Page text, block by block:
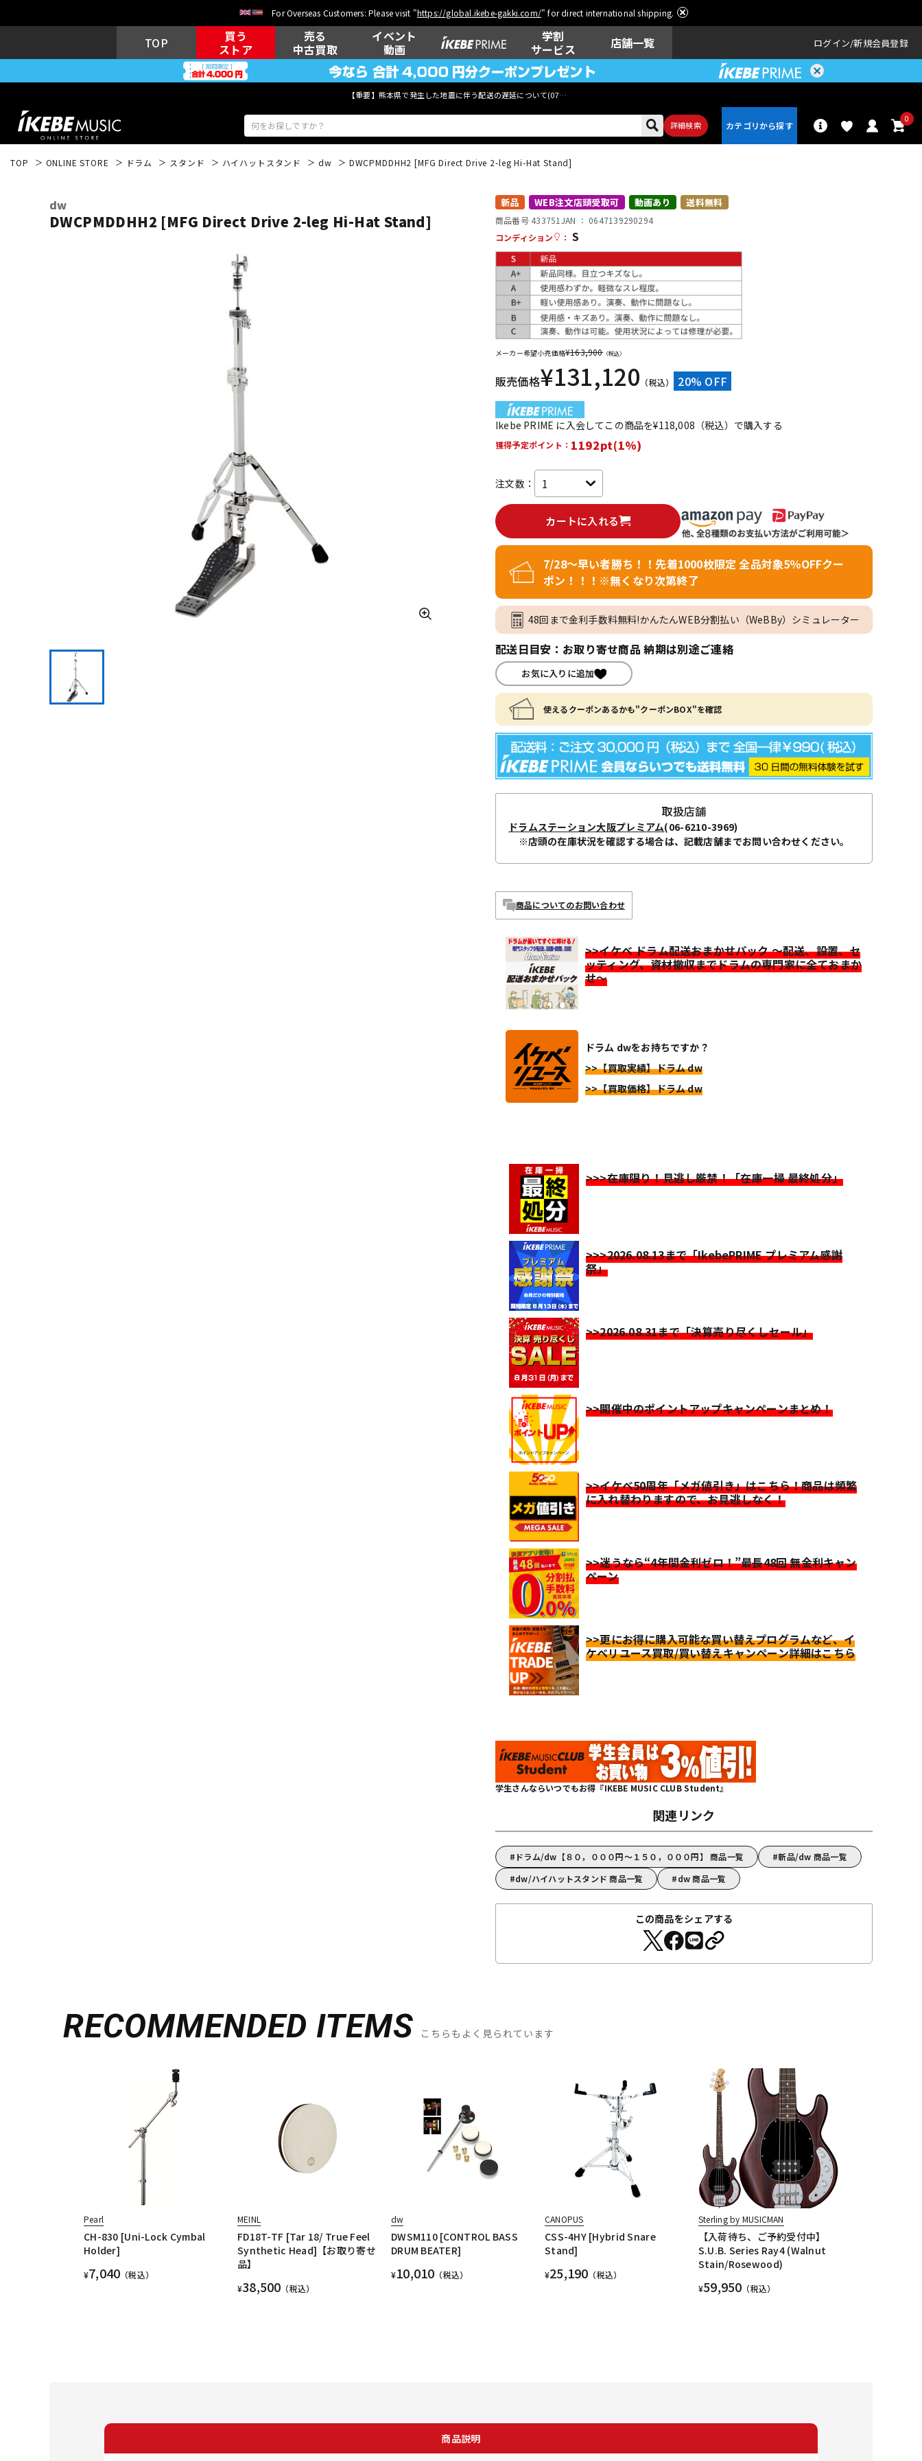
For Overseas Customers: Please visit "https://global.ikebe-gakki.com/" for direct international shipping.
TOP
買う
ストア
売る
中古買取
イベント
動画
学割
サービス
店舗一覧 ログイン 新規会員登録
【重要】熊本県で発生した地震に伴う配送の遅延について(07月29日
詳細検索
0
ウクレレ ドラム
電子ピアノ その他楽器
DTM レコーディン
グ機器
配信/ライブ
機器
ヴィンテージ
TOP ONLINE STORE ドラム スタンド ハイハットスタンド dw DWCPMDDHH2 [MFG Direct Drive 2-leg Hi-Hat Stand]
dw
DWCPMDDHH2 [MFG Direct Drive 2-leg Hi-Hat Stand]
新品 WEB注文店頭受取可 動画あり 送料無料
商品番号 433751 JAN ： 0647139290294
コンディション
： S
メーカー希望小売価格¥163,900（税込）
販売価格¥131,120 （税込） 20% OFF
Ikebe PRIME に入会してこの商品を¥118,008（税込）で購入する
獲得予定ポイント： 1192pt(1%)
注文数：
カートに入れる
7/28～早い者勝ち！！先着1000枚限定 全品対象5％OFFクー
ポン！！！※無くなり次第終了
48回まで金利手数料無料!かんたんWEB分割払い（WeBBy）シミュレーター
配送日目安：お取り寄せ商品 納期は別途ご連絡
お気に入りに追加
使えるクーポンあるかも"クーポンBOX"を確認
取扱店舗
ドラムステーション大阪プレミアム(06-6210-3969)
※店頭の在庫状況を確認する場合は、記載店舗までお問い合わせください。
商品についてのお問い合わせ
>>イケベ ドラム配送おまかせパック ～配送、設置、セ
ッティング、資材撤収までドラムの専門家に全ておまか
せ～
ドラム dwをお持ちですか？
>>【買取実績】ドラム dw
>>【買取価格】ドラム dw
>>>在庫限り！見逃し厳禁！「在庫一掃 最終処分」
>>>2026.08.13まで「IkebePRIME プレミアム感謝
祭」
>>2026.08.31まで「決算売り尽くしセール」
>>開催中のポイントアップキャンペーンまとめ！
>>イケベ50周年「メガ値引き」はこちら！商品は頻繁
に入れ替わりますので、お見逃しなく！
>>迷うなら“4年間金利ゼロ！”最長48回 無金利キャン
ペーン
>>更にお得に購入可能な買い替えプログラムなど、イ
ケベリユース買取/買い替えキャンペーン詳細はこちら
学生さんならいつでもお得『IKEBE MUSIC CLUB Student』
関連リンク
ドラム/dw【８０，０００円～１５０，０００円】 商品一覧
新品/dw 商品一覧
dw/ハイハットスタンド 商品一覧
dw 商品一覧
この商品をシェアする
RECOMMENDED ITEMS こちらもよく見られています
Pearl
CH-830 [Uni-Lock Cymbal
Holder]
¥7,040 （税込）
MEINL
FD18T-TF [Tar 18/ True Feel
Synthetic Head]【お取り寄せ
品】
¥38,500 （税込）
dw
DWSM110 [CONTROL BASS
DRUM BEATER]
¥10,010 （税込）
CANOPUS
CSS-4HY [Hybrid Snare
Stand]
¥25,190 （税込）
Sterling by MUSICMAN
【入荷待ち、ご予約受付中】
S.U.B. Series Ray4 (Walnut
Stain/Rosewood)
¥59,950 （税込）
商品説明